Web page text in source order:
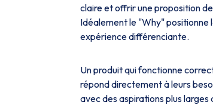
claire et offrir une proposition
Idéalement le "Why" positionne
expérience différenciante.
Un produit qui fonctionne
répond directement à leurs
avec des aspirations plus larges